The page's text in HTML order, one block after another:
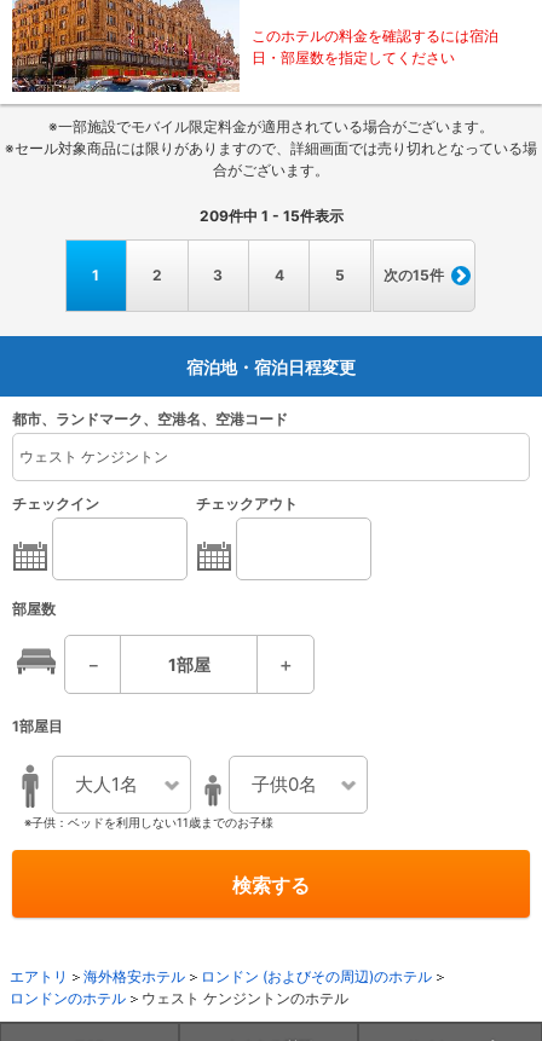
このホテルの料金を確認するには宿泊
日・部屋数を指定してください
※一部施設でモバイル限定料金が適用されている場合がございます。
※セール対象商品には限りがありますので、詳細画面では売り切れとなっている場
合がございます。
209件中 1 - 15件表示
1 2 3 4 5 次の15件
宿泊地・宿泊日程変更
都市、ランドマーク、空港名、空港コード
チェックイン チェックアウト
部屋数
－ 1部屋 ＋
1部屋目
大人1名 子供0名
※子供：ベッドを利用しない11歳までのお子様
検索する
エアトリ 海外格安ホテル
ロンドン (およびその周辺)のホテル
ロンドンのホテル
ウェスト ケンジントンのホテル